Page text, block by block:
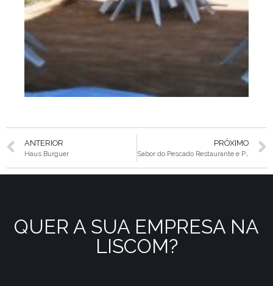
ANTERIOR
Haus Burguer
PRÓXIMO
Sabor do Pescado Restaurante e Peixaria
QUER A SUA EMPRESA NA
LISCOM?